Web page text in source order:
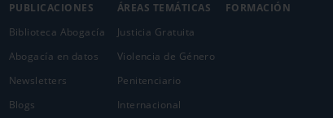
PUBLICACIONES
Biblioteca Abogacía
Abogacía en datos
Newsletters
Blogs
ÁREAS TEMÁTICAS
Justicia Gratuita
Violencia de Género
Penitenciario
Internacional
FORMACIÓN